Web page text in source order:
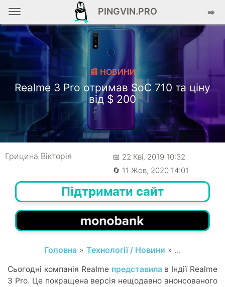
PINGVIN.PRO ➡️
📰 НОВИНИ
Realme 3 Pro отримав SoC 710 та ціну
від $ 200
Грицина Вікторія
📅 22 Кві, 2019 10:32
🔄 11 Жов, 2020 14:01
Підтримати сайт
Головна » Технології / Новини » ...
Сьогодні компанія Realme представила в Індії Realme
3 Pro. Це покращена версія нещодавно анонсованого